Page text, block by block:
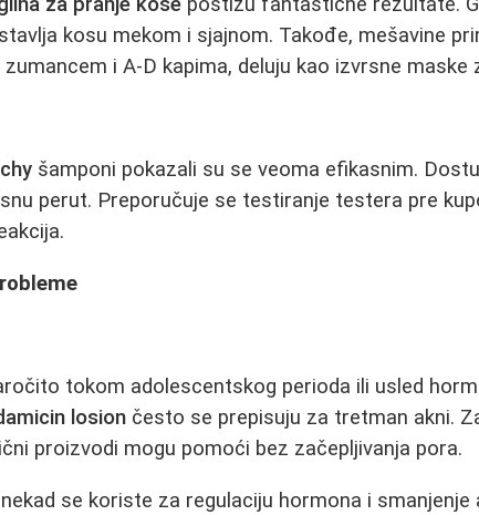
kosu mekom i sjajnom. Takođe, mešavine
i A-D kapima, deluju kao izvrsne maske
šamponi pokazali su se veoma efikasnim.
perut. Preporučuje se testiranje testera pre
tokom adolescentskog perioda ili usled
losion često se prepisuju za tretman akni.
proizvodi mogu pomoći bez začepljivanja pora.
se koriste za regulaciju hormona i smanjenje